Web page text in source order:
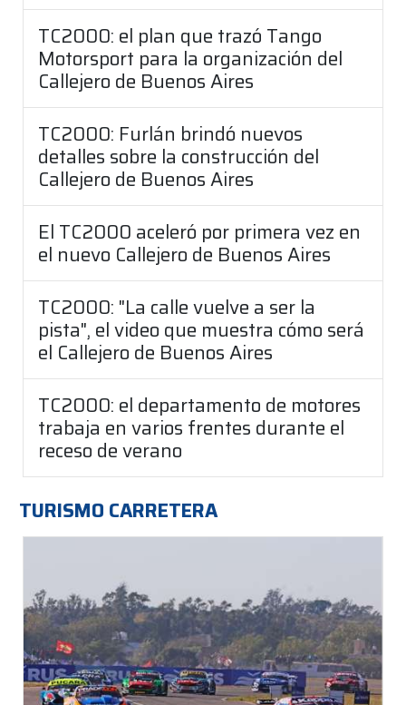
TC2000: el plan que trazó Tango
Motorsport para la organización del
Callejero de Buenos Aires
TC2000: Furlán brindó nuevos
detalles sobre la construcción del
Callejero de Buenos Aires
El TC2000 aceleró por primera vez en
el nuevo Callejero de Buenos Aires
TC2000: "La calle vuelve a ser la
pista", el video que muestra cómo será
el Callejero de Buenos Aires
TC2000: el departamento de motores
trabaja en varios frentes durante el
receso de verano
TURISMO CARRETERA